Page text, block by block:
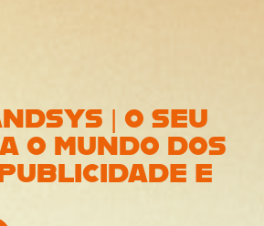
| O SEU
O MUNDO DOS
E